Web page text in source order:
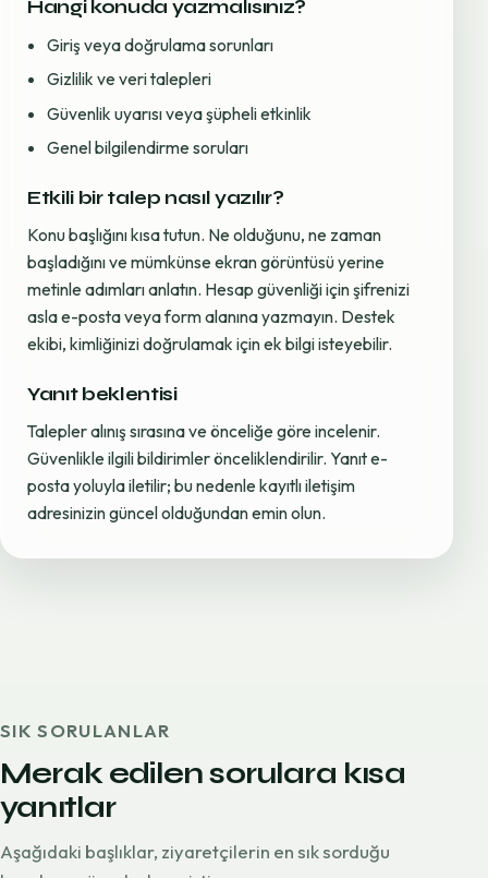
Hangi konuda yazmalısınız?
Giriş veya doğrulama sorunları
Gizlilik ve veri talepleri
Güvenlik uyarısı veya şüpheli etkinlik
Genel bilgilendirme soruları
Etkili bir talep nasıl yazılır?
Konu başlığını kısa tutun. Ne olduğunu, ne zaman
başladığını ve mümkünse ekran görüntüsü yerine
metinle adımları anlatın. Hesap güvenliği için şifrenizi
asla e-posta veya form alanına yazmayın. Destek
ekibi, kimliğinizi doğrulamak için ek bilgi isteyebilir.
Yanıt beklentisi
Talepler alınış sırasına ve önceliğe göre incelenir.
Güvenlikle ilgili bildirimler önceliklendirilir. Yanıt e-
posta yoluyla iletilir; bu nedenle kayıtlı iletişim
adresinizin güncel olduğundan emin olun.
SIK SORULANLAR
Merak edilen sorulara kısa
yanıtlar
Aşağıdaki başlıklar, ziyaretçilerin en sık sorduğu